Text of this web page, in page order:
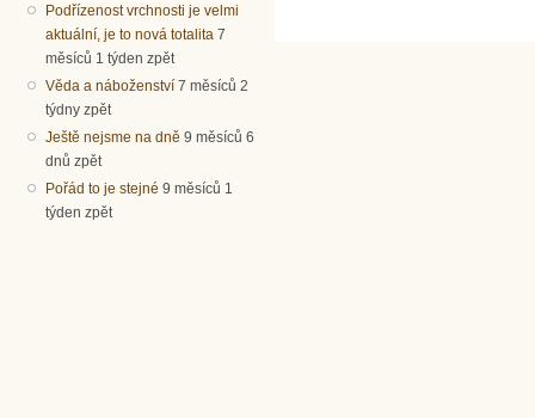
Podřízenost vrchnosti je velmi
aktuální, je to nová totalita 7
měsíců 1 týden zpět
Věda a náboženství 7 měsíců 2
týdny zpět
Ještě nejsme na dně 9 měsíců 6
dnů zpět
Pořád to je stejné 9 měsíců 1
týden zpět